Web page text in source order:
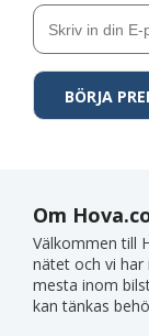
Om
Välkommen till
nätet och vi
mesta inom
kan tänkas